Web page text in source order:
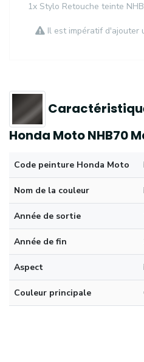
1x Stylo Retouche teinte
Il est impératif d'ajouter
Honda Moto NHB70
Code peinture Honda Moto
Nom de la couleur
Année de sortie
Année de fin
Aspect
Couleur principale